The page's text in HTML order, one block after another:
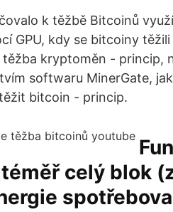
k těžbě Bitcoinů
GPU, kdy se bitcoiny
kryptoměn - princip,
softwaru MinerGate,
bitcoin - princip.
celý blok